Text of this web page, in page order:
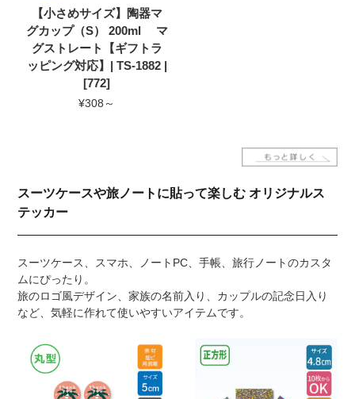
【小さめサイズ】陶器マ
グカップ（S） 200ml マ
グストレート【ギフトラ
ッピング対応】| TS-1882 |
[772]
¥308～
スーツケースや旅ノートに貼って楽しむ オリジナルス
テッカー
スーツケース、スマホ、ノートPC、手帳、旅行ノートのカスタ
ムにぴったり。
旅のロゴ風デザイン、家族の名前入り、カップルの記念日入り
など、気軽に作れて使いやすいアイテムです。